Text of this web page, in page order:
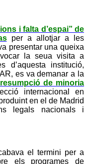
i falta d’espai” de
per a allotjar a les
presentar una queixa
la seua visita a
d’aquesta institució,
es va demanar a la
de minoria
internacional en
en el de Madrid
legals nacionals i
el termini per a
els programes de